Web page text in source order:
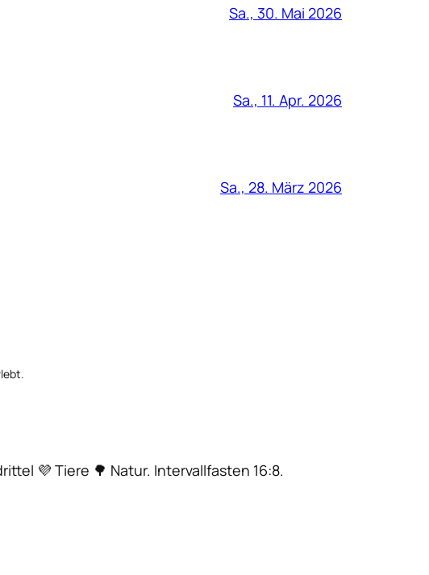
Sa., 30. Mai 2026
Sa., 11. Apr. 2026
Sa., 28. März 2026
💜 Tiere 🌳 Natur. Intervallfasten 16:8.